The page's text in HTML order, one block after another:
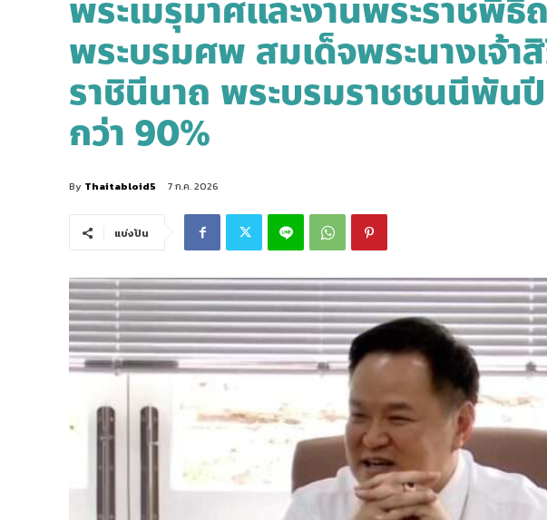
พระเมรุมาศและงานพระราชพิธี
พระบรมศพ สมเด็จพระนางเจ้า
ราชินีนาถ พระบรมราชชนนีพัน
กว่า 90%
By Thaitabloid5 7 ก.ค. 2026
แบ่งปัน